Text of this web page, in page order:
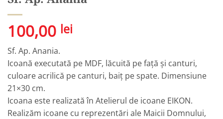
100,00 lei
Sf. Ap. Anania.
Icoană executată pe MDF, lăcuită pe față și canturi,
culoare acrilică pe canturi, baiț pe spate. Dimensiune
21×30 cm.
Icoana este realizată în Atelierul de icoane EIKON.
Realizăm icoane cu reprezentări ale Maicii Domnului,